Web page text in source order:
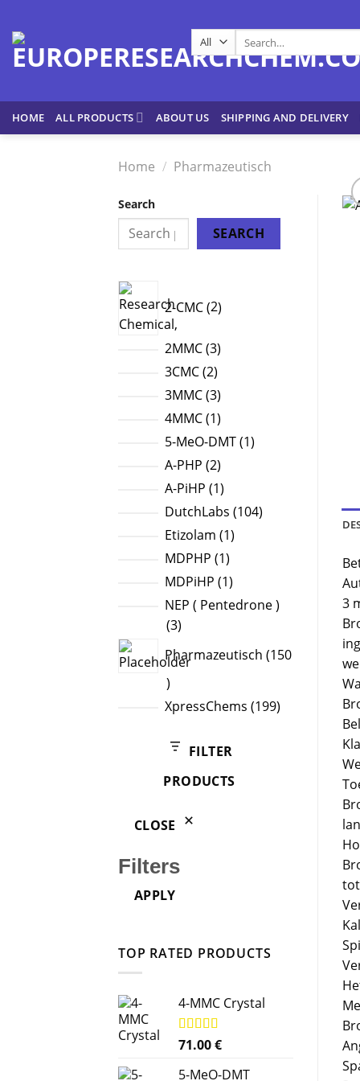
content
for:
HOME ALL PRODUCTS ABOUT US SHIPPING AND DELIVERY
Home / Pharmazeutisch
Search
SEARCH
2-CMC 2products
2MMC 33
products
3CMC 22
products
3MMC 33
products
4MMC 11
product
5-MeO-DMT 11
A-PHP 22
products
A-PiHP 11
product
DutchLabs 104104
Etizolam 11
MDPHP 11
product
MDPiHP 11
product
NEP ( Pentedrone )
33
Pharmazeutisch 150
150
products
XpressChems 199199
FILTER
PRODUCTS
CLOSE
Filters
APPLY
TOP RATED PRODUCTS
4-MMC Crystal
Rated 5.00
71.00€
5-MeO-DMT
3